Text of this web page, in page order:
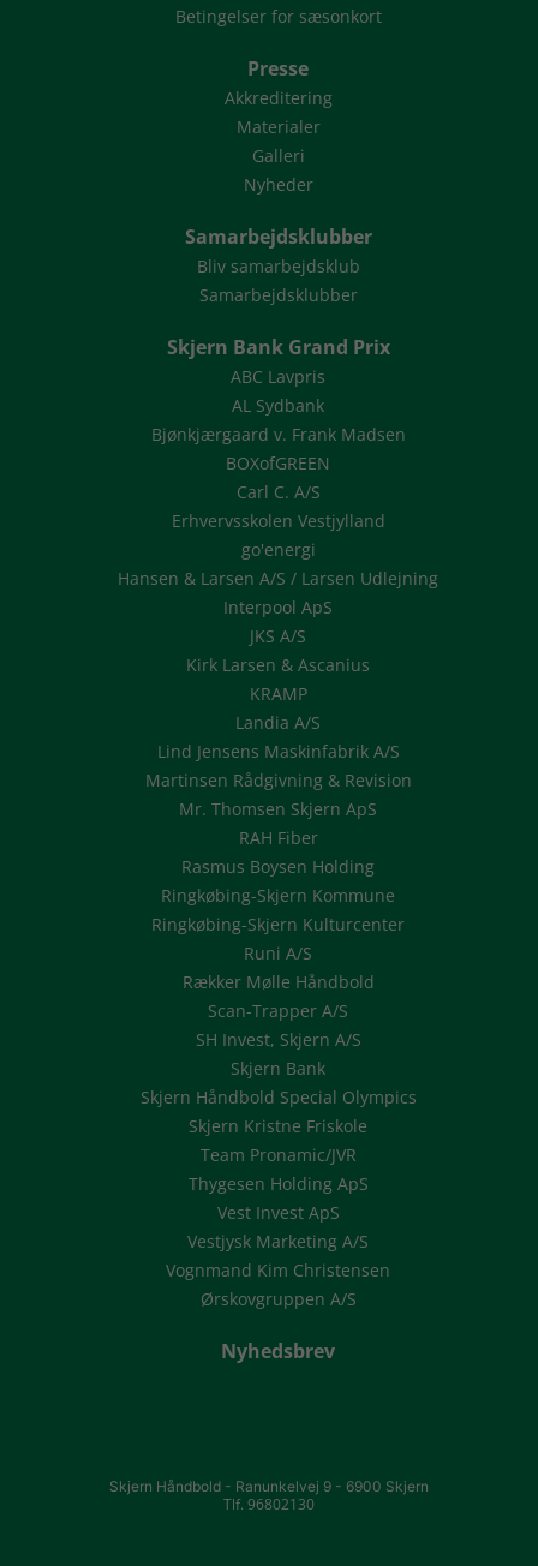
Betingelser for sæsonkort
Presse
Akkreditering
Materialer
Galleri
Nyheder
Samarbejdsklubber
Bliv samarbejdsklub
Samarbejdsklubber
Skjern Bank Grand Prix
ABC Lavpris
AL Sydbank
Bjønkjærgaard v. Frank Madsen
BOXofGREEN
Carl C. A/S
Erhvervsskolen Vestjylland
go'energi
Hansen & Larsen A/S / Larsen Udlejning
Interpool ApS
JKS A/S
Kirk Larsen & Ascanius
KRAMP
Landia A/S
Lind Jensens Maskinfabrik A/S
Martinsen Rådgivning & Revision
Mr. Thomsen Skjern ApS
RAH Fiber
Rasmus Boysen Holding
Ringkøbing-Skjern Kommune
Ringkøbing-Skjern Kulturcenter
Runi A/S
Rækker Mølle Håndbold
Scan-Trapper A/S
SH Invest, Skjern A/S
Skjern Bank
Skjern Håndbold Special Olympics
Skjern Kristne Friskole
Team Pronamic/JVR
Thygesen Holding ApS
Vest Invest ApS
Vestjysk Marketing A/S
Vognmand Kim Christensen
Ørskovgruppen A/S
Nyhedsbrev
Skjern Håndbold - Ranunkelvej 9 - 6900 Skjern
Tlf. 96802130